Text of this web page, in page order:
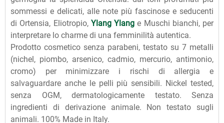
sommessi e delicati, alle note più fascinose e seducenti
di Ortensia, Eliotropio, Ylang Ylang e Muschi bianchi, per
interpretare lo charme di una femminilità autentica.
Prodotto cosmetico senza parabeni, testato su 7 metalli
(nichel, piombo, arsenico, cadmio, mercurio, antimonio,
cromo) per minimizzare i rischi di allergia e
salvaguardare anche le pelli più sensibili. Nickel tested,
senza OGM, dermatologicamente testato. Senza
ingredienti di derivazione animale. Non testato sugli
animali. 100% Made in Italy.